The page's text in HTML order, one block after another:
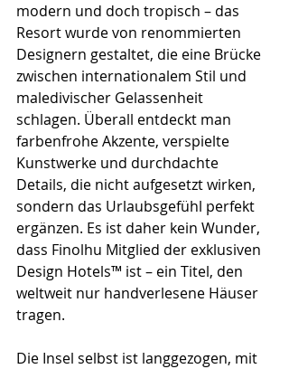
modern und doch tropisch – das
Resort wurde von renommierten
Designern gestaltet, die eine Brücke
zwischen internationalem Stil und
maledivischer Gelassenheit
schlagen. Überall entdeckt man
farbenfrohe Akzente, verspielte
Kunstwerke und durchdachte
Details, die nicht aufgesetzt wirken,
sondern das Urlaubsgefühl perfekt
ergänzen. Es ist daher kein Wunder,
dass Finolhu Mitglied der exklusiven
Design Hotels™ ist – ein Titel, den
weltweit nur handverlesene Häuser
tragen.
Die Insel selbst ist langgezogen, mit